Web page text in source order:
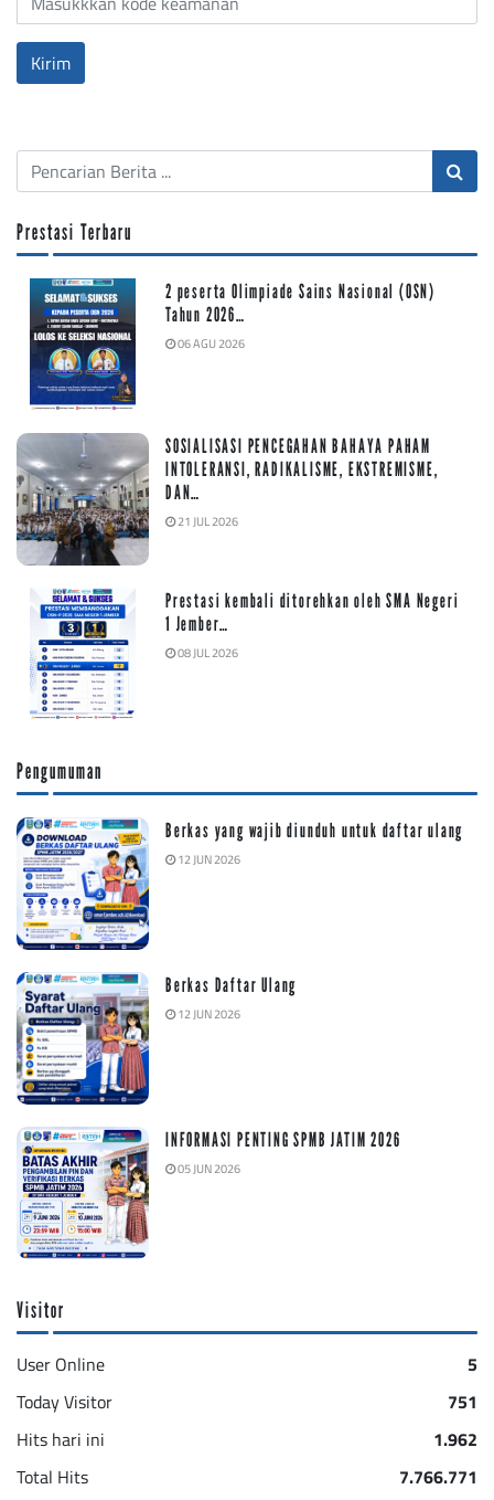
Prestasi Terbaru
2 peserta Olimpiade Sains Nasional (OSN)
Tahun 2026…
06 AGU 2026
SOSIALISASI PENCEGAHAN BAHAYA PAHAM
INTOLERANSI, RADIKALISME, EKSTREMISME,
DAN…
21 JUL 2026
Prestasi kembali ditorehkan oleh SMA Negeri
1 Jember…
08 JUL 2026
Pengumuman
Berkas yang wajib diunduh untuk daftar ulang
12 JUN 2026
Berkas Daftar Ulang
12 JUN 2026
INFORMASI PENTING SPMB JATIM 2026
05 JUN 2026
Visitor
User Online
5
Today Visitor
751
Hits hari ini
1.962
Total Hits
7.766.771